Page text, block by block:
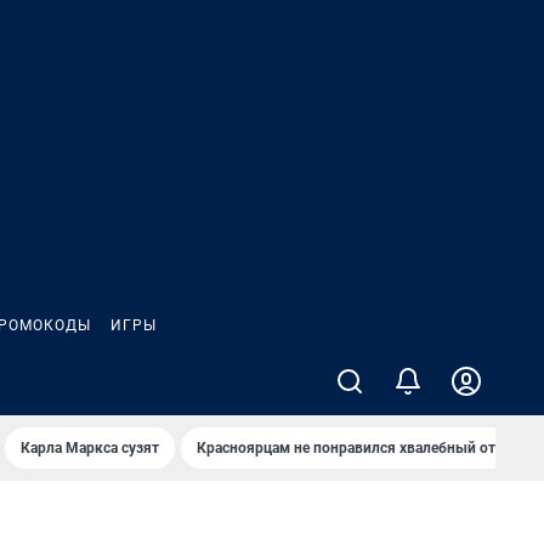
ИГРЫ
Карла Маркса сузят Красноярцам не понравился хвалебный отзыв о